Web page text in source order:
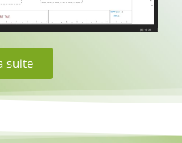
suite